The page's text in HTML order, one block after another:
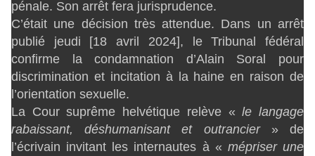
pénale. Son arrêt fera jurisprudence.
C’était une décision très attendue. Dans un arrêt
publié jeudi [18 avril 2024], le Tribunal fédéral
confirme la condamnation d’Alain Soral pour
discrimination et incitation à la haine en raison de
l’orientation sexuelle.
La Cour suprême helvétique relève «le langage
rabaissant, déshumanisant et outrancier» de
l’écrivain invitant les internautes à « mépriser une